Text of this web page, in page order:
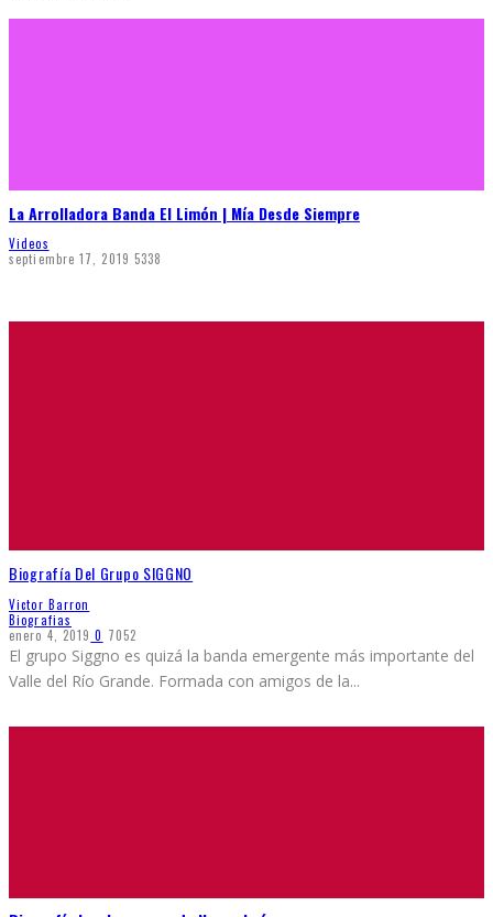
La Arrolladora Banda El Limón | Mía Desde Siempre
Videos
septiembre 17, 2019 5338
Biografía Del Grupo SIGGNO
Victor Barron
Biografias
enero 4, 2019 0 7052
El grupo Siggno es quizá la banda emergente más importante del
Valle del Río Grande. Formada con amigos de la...